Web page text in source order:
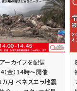
ーカイブを配信
金）14時～開催
カ月 ベネズエラ地震